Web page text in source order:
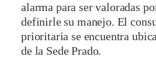
alarma para ser valoradas
definirle su manejo. El
prioritaria se encuentra
de la Sede Prado.